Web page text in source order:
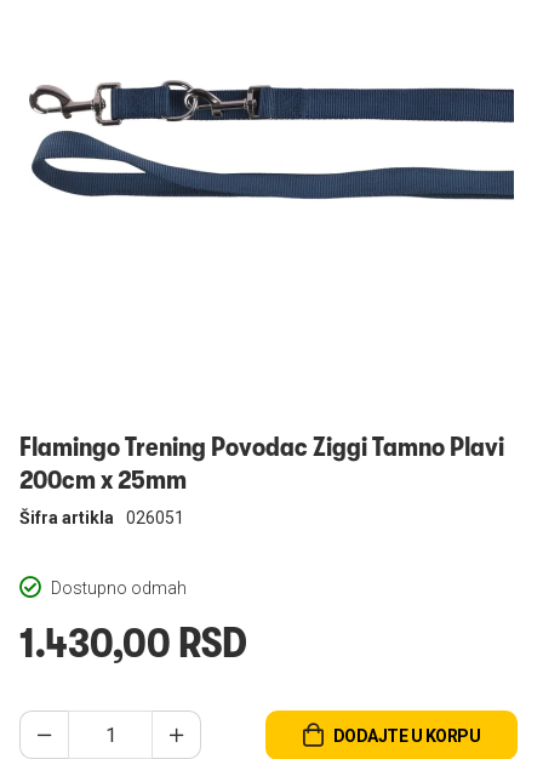
Flamingo Trening Povodac Ziggi Tamno Plavi
200cm x 25mm
Dostupno odmah
Šifra artikla 026051
1.430,00 RSD
DODAJTE U KORPU